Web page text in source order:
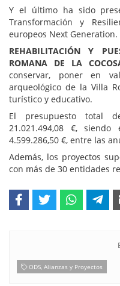
Y el último ha sido
Transformación y
europeos Next Generation.
REHABILITACIÓN Y
ROMANA DE LA
conservar, poner en
arqueológico de la Villa
turístico y educativo.
El presupuesto total
21.021.494,08 €,
4.599.286,50 €, entre las
Además, los proyectos
con más de 30 entidades
ODS, Alianzas y Proyectos